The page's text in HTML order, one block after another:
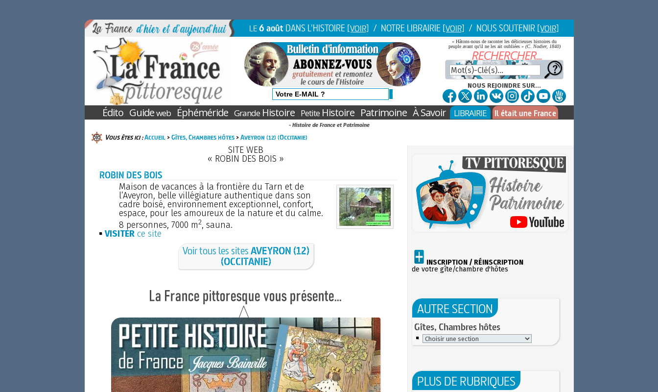
LE6 août DANS L'HISTOIRE [VOIR] / NOTRE LIBRAIRIE [VOIR] / NOUS SOUTENIR [VOIR]
« Hâtons-nous de raconter les délicieuses histoires du
peuple avant qu'il ne les ait oubliées » (C. Nodier, 1840)
NOUS REJOINDRE SUR...
Édito Guideweb Éphéméride GrandeHistoire PetiteHistoire Patrimoine À Savoir LIBRAIRIE Il était une France
- Histoire de France et Patrimoine
Vous êtes ici :Accueil>Gîtes, Chambres hôtes>Aveyron (12) (Occitanie)
SITE WEB
« ROBIN DES BOIS »
ROBIN DES BOIS
Maison de vacances à la frontière du Tarn et de
l’Aveyron, belle villégiature authentique dans son
cadre boisé, environnement exceptionnel, confort,
espace, pour les amoureux de la nature et du calme.
8 personnes, 7000 m2, sauna.
VISITERce site
Voir tous les sitesAVEYRON (12)
(OCCITANIE)
INSCRIPTION / RÉINSCRIPTION
de votre gîte/chambre d'hôtes
AUTRE SECTION
Gîtes, Chambres hôtes
PLUS DE RUBRIQUES